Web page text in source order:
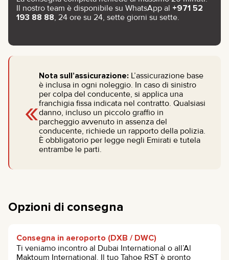
Il nostro team è disponibile su WhatsApp al +971 52
193 88 88, 24 ore su 24, sette giorni su sette.
«
Nota sull’assicurazione: L’assicurazione base
è inclusa in ogni noleggio. In caso di sinistro
per colpa del conducente, si applica una
franchigia fissa indicata nel contratto. Qualsiasi
danno, incluso un piccolo graffio in
parcheggio avvenuto in assenza del
conducente, richiede un rapporto della polizia.
È obbligatorio per legge negli Emirati e tutela
entrambe le parti.
Opzioni di consegna
Consegna in aeroporto (DXB / DWC)
Ti veniamo incontro al Dubai International o all’Al
Maktoum International. Il tuo Tahoe RST è pronto